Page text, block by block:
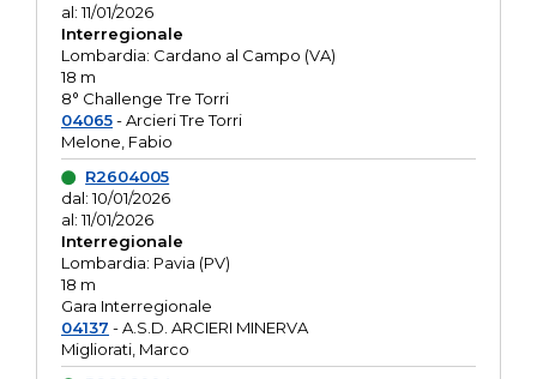
al: 11/01/2026
Interregionale
Lombardia: Cardano al Campo (VA)
18 m
8° Challenge Tre Torri
04065- Arcieri Tre Torri
Melone, Fabio
R2604005
dal: 10/01/2026
al: 11/01/2026
Interregionale
Lombardia: Pavia (PV)
18 m
Gara Interregionale
04137 - A.S.D. ARCIERI MINERVA
Migliorati, Marco